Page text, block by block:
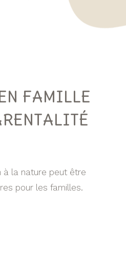
FAMILLE
à la nature peut être
pour les familles.